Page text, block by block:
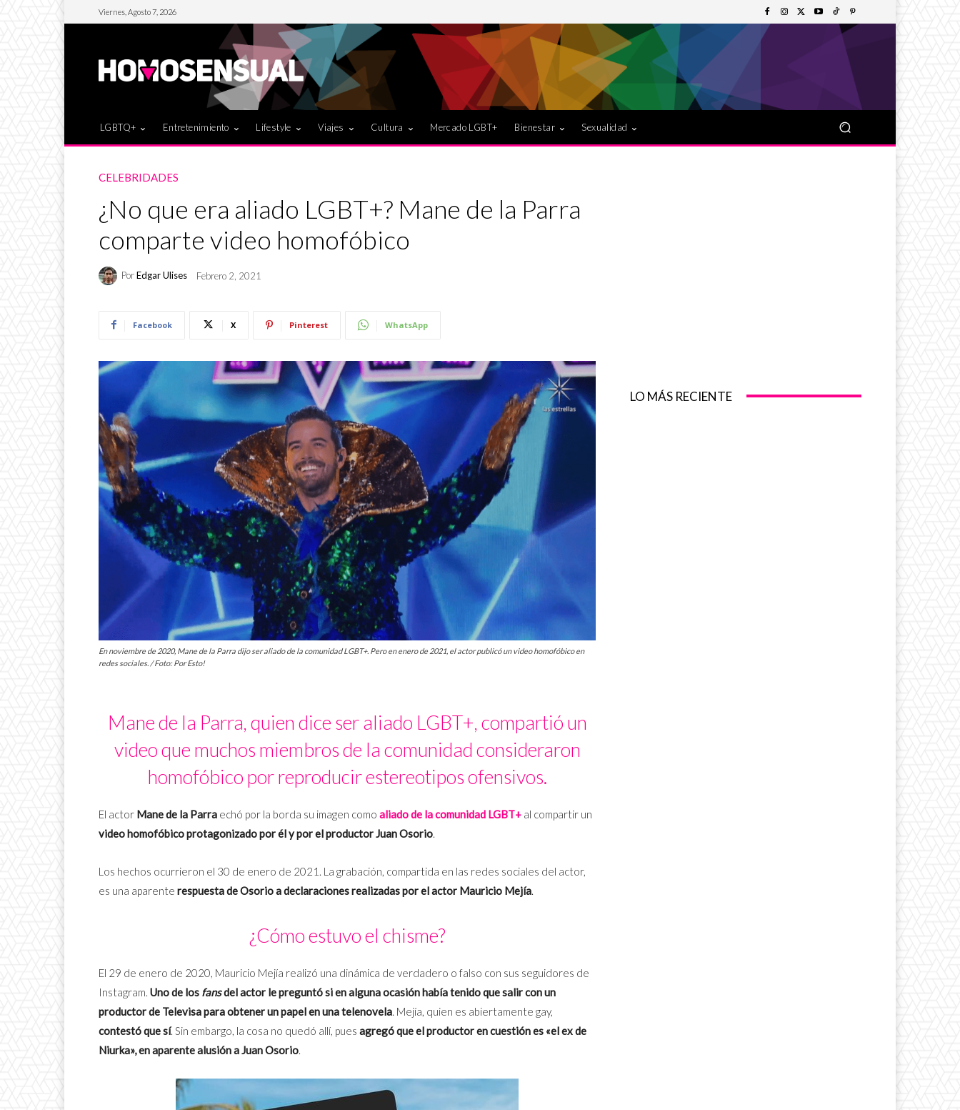
Viernes, Agosto 7, 2026
LGBTQ+ Entretenimiento Lifestyle Viajes Cultura Mercado LGBT+ Bienestar Sexualidad
CELEBRIDADES
¿No que era aliado LGBT+? Mane de la Parra
comparte video homofóbico
PorEdgar Ulises Febrero 2, 2021
Facebook X Pinterest WhatsApp
En noviembre de 2020, Mane de la Parra dijo ser aliado de la comunidad LGBT+. Pero en enero de 2021, el actor publicó un video homofóbico en
redes sociales. / Foto: Por Esto!
Mane de la Parra, quien dice ser aliado LGBT+, compartió un
video que muchos miembros de la comunidad consideraron
homofóbico por reproducir estereotipos ofensivos.
El actor Mane de la Parra echó por la borda su imagen como aliado de la comunidad LGBT+ al compartir un
video homofóbico protagonizado por él y por el productor Juan Osorio.
Los hechos ocurrieron el 30 de enero de 2021. La grabación, compartida en las redes sociales del actor,
es una aparente respuesta de Osorio a declaraciones realizadas por el actor Mauricio Mejía.
¿Cómo estuvo el chisme?
El 29 de enero de 2020, Mauricio Mejía realizó una dinámica de verdadero o falso con sus seguidores de
Instagram. Uno de los fansdel actor le preguntó si en alguna ocasión había tenido que salir con un
productor de Televisa para obtener un papel en una telenovela. Mejía, quien es abiertamente gay,
contestó que sí. Sin embargo, la cosa no quedó allí, pues agregó que el productor en cuestión es «el ex de
Niurka», en aparente alusión a Juan Osorio.
LO MÁS RECIENTE